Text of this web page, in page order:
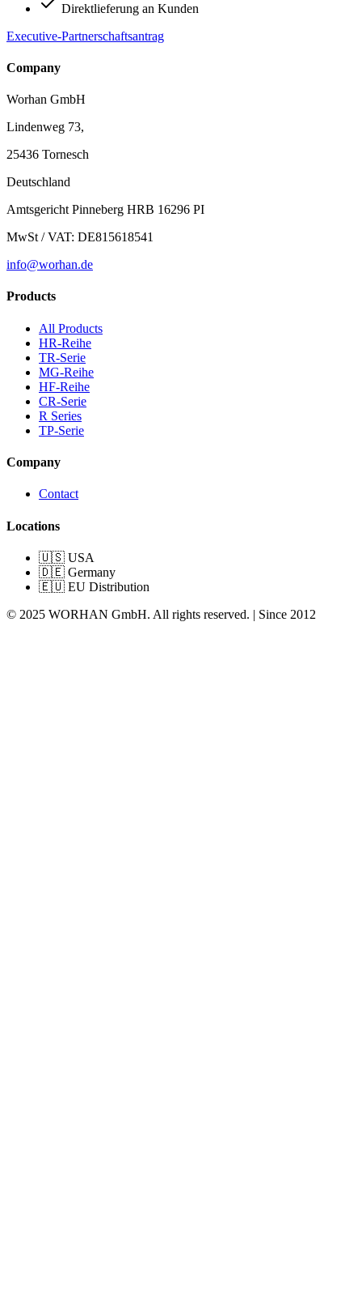
Direktlieferung an Kunden
Executive-Partnerschaftsantrag
Company
Worhan GmbH
Lindenweg 73,
25436 Tornesch
Deutschland
Amtsgericht Pinneberg HRB 16296 PI
MwSt / VAT: DE815618541
info@worhan.de
Products
All Products
HR-Reihe
TR-Serie
MG-Reihe
HF-Reihe
CR-Serie
R Series
TP-Serie
Company
Contact
Locations
🇺🇸 USA
🇩🇪 Germany
🇪🇺 EU Distribution
© 2025 WORHAN GmbH. All rights reserved. | Since 2012